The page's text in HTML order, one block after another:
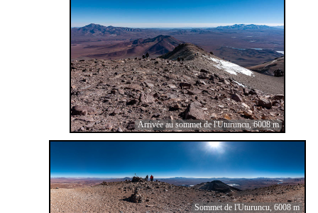
Arrivée au sommet de l'Uturuncu, 6008 m
Sommet de l'Uturuncu, 6008 m